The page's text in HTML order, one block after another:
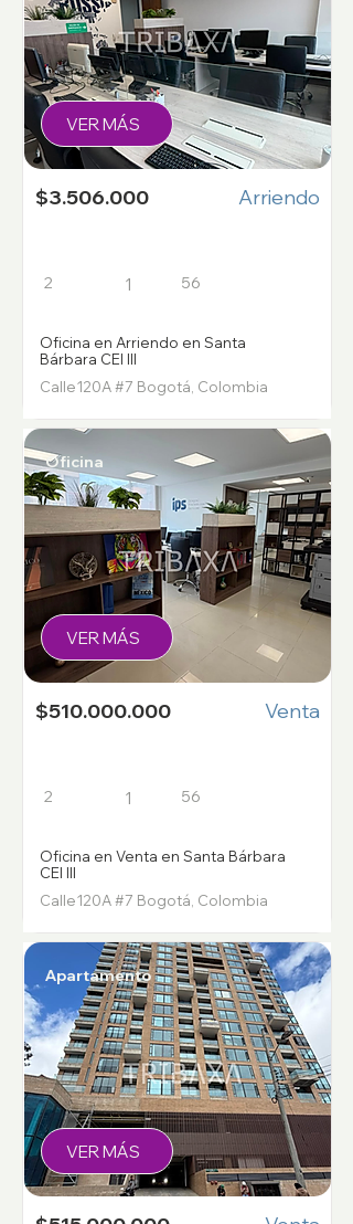
VER MÁS
$3.506.000 Arriendo
2 1 56
Oficina en Arriendo en Santa
Bárbara CEI III
Calle120A #7 Bogotá, Colombia
Oficina
VER MÁS
$510.000.000 Venta
2 1 56
Oficina en Venta en Santa Bárbara
CEI III
Calle120A #7 Bogotá, Colombia
Apartamento
VER MÁS